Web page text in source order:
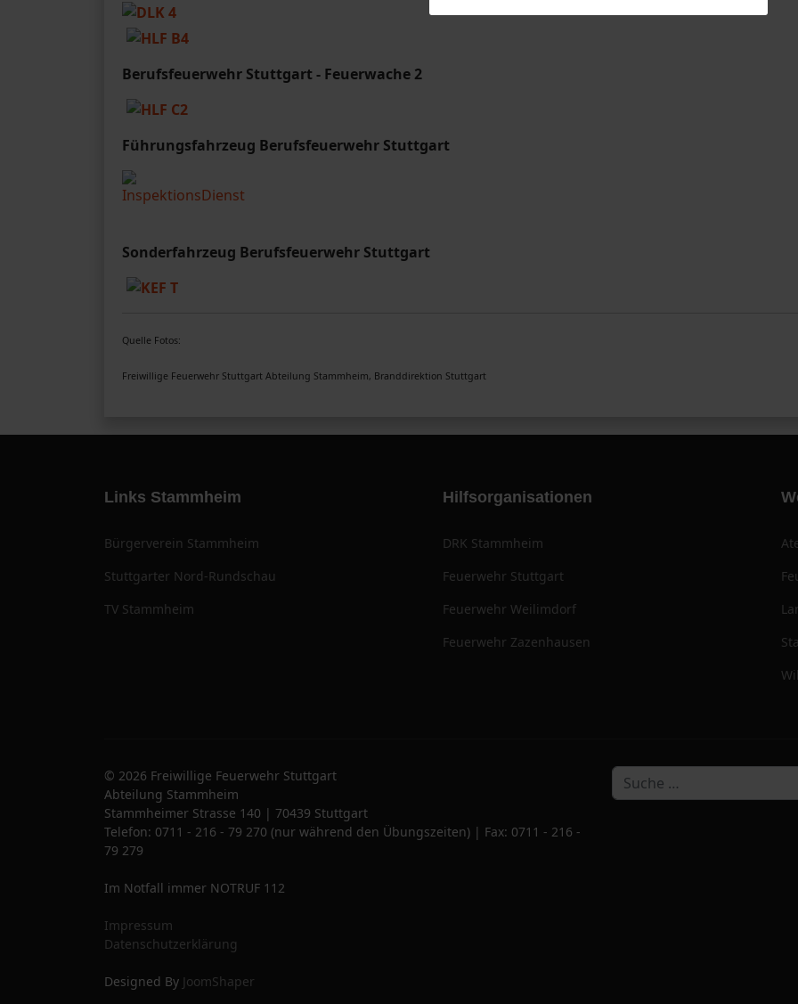
Berufsfeuerwehr Stuttgart- Feuerwache 2
Führungsfahrzeug Berufsfeuerwehr Stuttgart
Sonderfahrzeug Berufsfeuerwehr Stuttgart
Quelle Fotos:
Freiwillige Feuerwehr Stuttgart Abteilung Stammheim, Branddirektion Stuttgart
Links Stammheim
Bürgerverein Stammheim
Stuttgarter Nord-Rundschau
TV Stammheim
Hilfsorganisationen
DRK Stammheim
Feuerwehr Stuttgart
Feuerwehr Weilimdorf
Feuerwehr Zazenhausen
© 2026 Freiwillige Feuerwehr Stuttgart
Abteilung Stammheim
Stammheimer Strasse 140 | 70439 Stuttgart
Telefon: 0711 - 216 - 79 270 (nur während den Übungszeiten) | Fax: 0711 - 216 -
79 279
Im Notfall immer NOTRUF 112
Impressum
Datenschutzerklärung
Designed By JoomShaper